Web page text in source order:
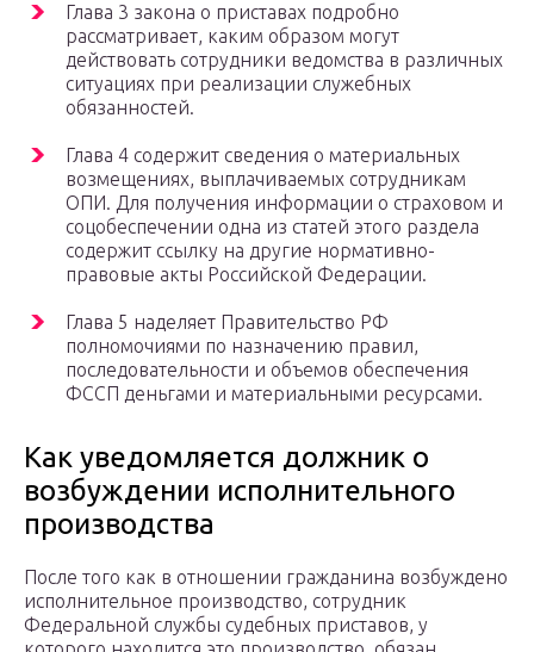
Глава 3 закона о приставах подробно
рассматривает, каким образом могут
действовать сотрудники ведомства в различных
ситуациях при реализации служебных
обязанностей.
Глава 4 содержит сведения о материальных
возмещениях, выплачиваемых сотрудникам
ОПИ. Для получения информации о страховом и
соцобеспечении одна из статей этого раздела
содержит ссылку на другие нормативно-
правовые акты Российской Федерации.
Глава 5 наделяет Правительство РФ
полномочиями по назначению правил,
последовательности и объемов обеспечения
ФССП деньгами и материальными ресурсами.
Как уведомляется должник о
возбуждении исполнительного
производства
После того как в отношении гражданина возбуждено
исполнительное производство, сотрудник
Федеральной службы судебных приставов, у